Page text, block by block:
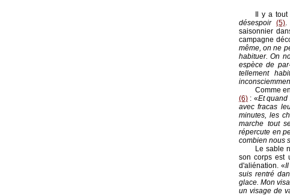
Il y a
désespoir (5).
saisonnier
campagne
même, on ne
habituer. On
espèce de
tellement
Comme
(6) : «Et quand
avec fracas
minutes, les
marche tout
répercute en
combien nous
Le sable
son corps est
d'aliénation. «
suis rentré
glace. Mon
un visage de